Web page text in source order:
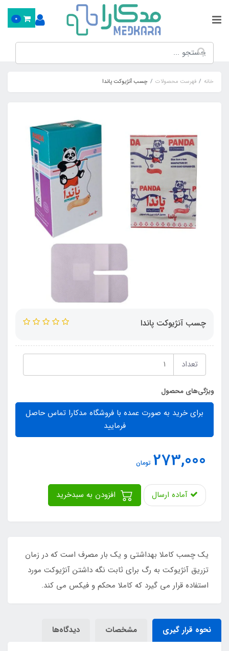
0
خانه فهرست محصولات چسب آنژیوکت پاندا
چسب آنژیوکت پاندا
تعداد
ویژگی‌های محصول
برای خرید به صورت عمده با فروشگاه مدکارا تماس حاصل
فرمایید
273,000 تومان
آماده ارسال
یک چسب کاملا بهداشتی و یک بار مصرف است که در زمان
تزریق آنژیوکت به رگ برای ثابت نگه داشتن آنژیوکت مورد
استفاده قرار می گیرد که کاملا محکم و فیکس می کند.
نحوه قرار گیری مشخصات دیدگاه‌ها